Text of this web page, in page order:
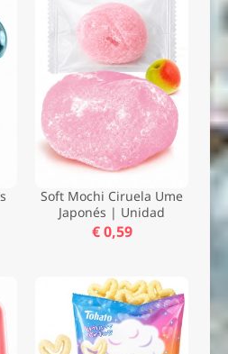
Soft Mochi Ciruela Ume
Japonés | Unidad
€ 0,59